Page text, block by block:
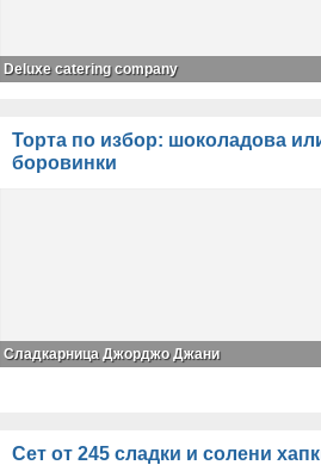
Deluxe catering company
Торта по избор: шоколадова
боровинки
Сладкарница Джорджо Джани
Сет от 245 сладки и солени